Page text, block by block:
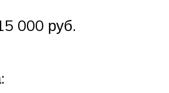
000 руб.